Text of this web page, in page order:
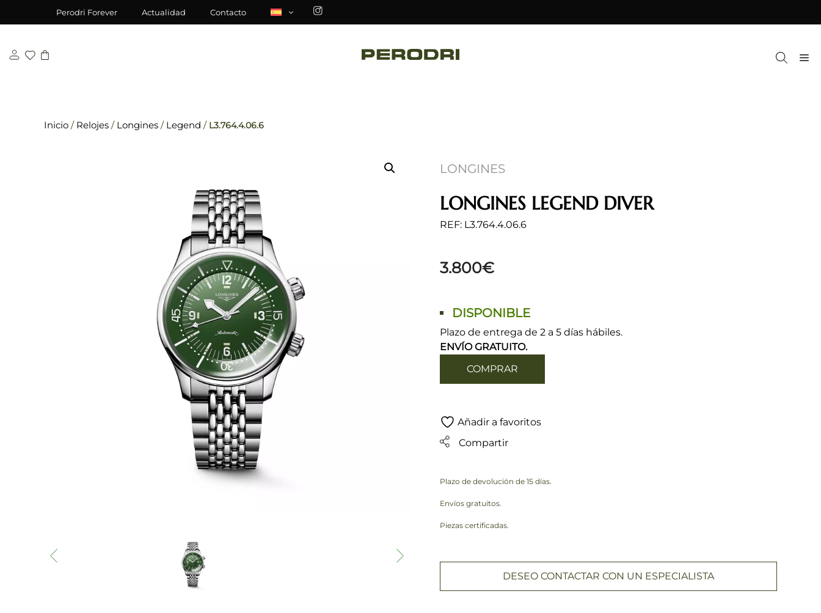
Perodri Forever Actualidad Contacto
Inicio / Relojes / Longines / Legend / L3.764.4.06.6
LONGINES
LONGINES LEGEND DIVER
REF: L3.764.4.06.6
3.800€
DISPONIBLE
Plazo de entrega de 2 a 5 días hábiles.
ENVÍO GRATUITO.
COMPRAR
Añadir a favoritos
Compartir
Plazo de devolución de 15 días.
Envíos gratuitos.
Piezas certificadas.
DESEO CONTACTAR CON UN ESPECIALISTA